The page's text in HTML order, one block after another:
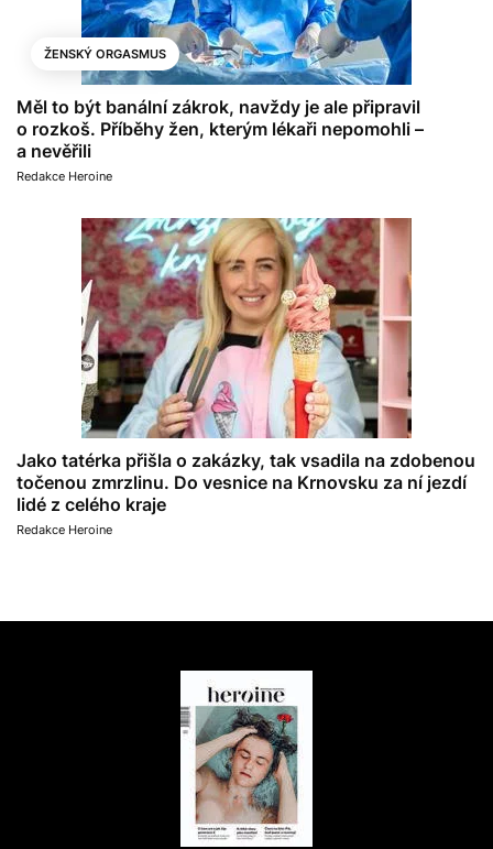
ŽENSKÝ ORGASMUS
Měl to být banální zákrok, navždy je ale připravil
o rozkoš. Příběhy žen, kterým lékaři nepomohli –
a nevěřili
Redakce Heroine
Jako tatérka přišla o zakázky, tak vsadila na zdobenou
točenou zmrzlinu. Do vesnice na Krnovsku za ní jezdí
lidé z celého kraje
Redakce Heroine